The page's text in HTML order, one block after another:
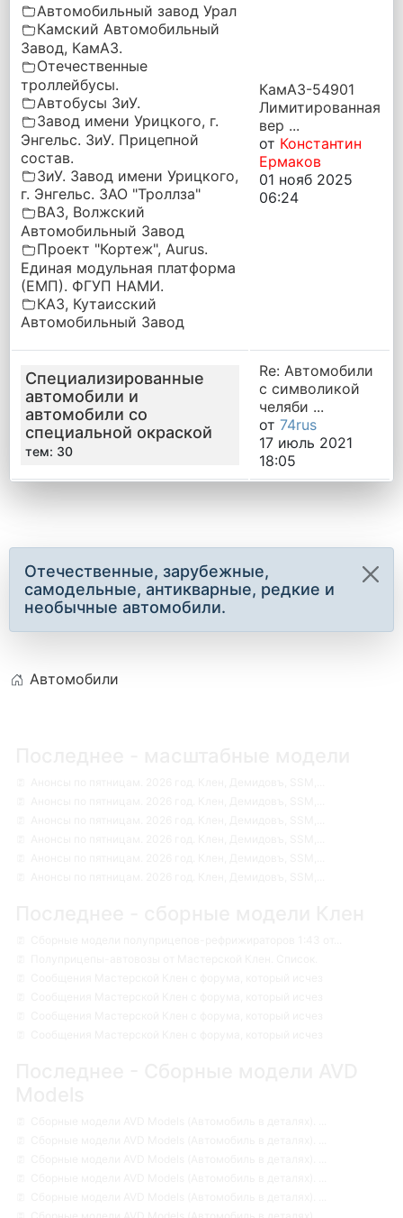
Автомобильный завод Урал
Камский Автомобильный
Завод, КамАЗ.
Отечественные
троллейбусы.
Автобусы ЗиУ.
Завод имени Урицкого, г.
Энгельс. ЗиУ. Прицепной
состав.
ЗиУ. Завод имени Урицкого,
г. Энгельс. ЗАО "Троллза"
ВАЗ, Волжский
Автомобильный Завод
Проект "Кортеж", Aurus.
Единая модульная платформа
(ЕМП). ФГУП НАМИ.
КАЗ, Кутаисский
Автомобильный Завод
КамАЗ-54901
Лимитированная
вер ...
от Константин
Ермаков
01 нояб 2025
06:24
Специализированные
автомобили и
автомобили со
специальной окраской
тем: 30
Re: Автомобили
с символикой
челяби ...
от 74rus
17 июль 2021
18:05
Отечественные, зарубежные,
самодельные, антикварные, редкие и
необычные автомобили.
Автомобили